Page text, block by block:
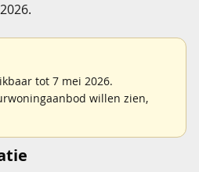
tot 7 mei 2026.
willen zien,